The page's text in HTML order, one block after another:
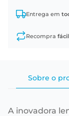
Entrega em
Recompra fácil
Sobre o
A inovadora